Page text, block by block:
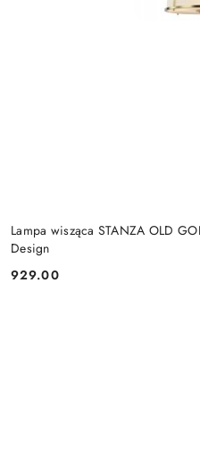
Lampa wisząca STANZA OLD
Design
Cena:
929.00